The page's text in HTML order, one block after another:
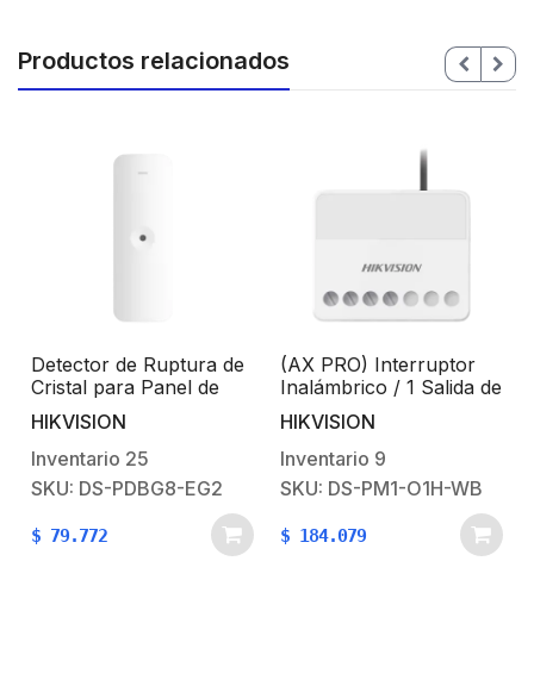
Productos relacionados
Detector de Ruptura de
Cristal para Panel de
Alarma HIKVISION /
Cableada / Interior / 8
Metros de Rango / 120°
de Cobertura
HIKVISION
Inventario 25
SKU: DS-PDBG8-EG2
$ 79.772
(AX PRO) Interruptor
Inalámbrico / 1 Salida de
Relevador de 100 a 240
VCA (Max. 13A)
HIKVISION
Inventario 9
SKU: DS-PM1-O1H-WB
$ 184.079